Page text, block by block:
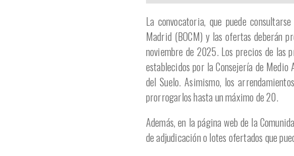
La convocatoria, que puede consultarse
Madrid (BOCM) y las ofertas deberán
noviembre de 2025. Los precios de las
establecidos por la Consejería de
del Suelo. Asimismo, los
prorrogarlos hasta un máximo de 20.
Además, en la página web de la
de adjudicación o lotes ofertados que